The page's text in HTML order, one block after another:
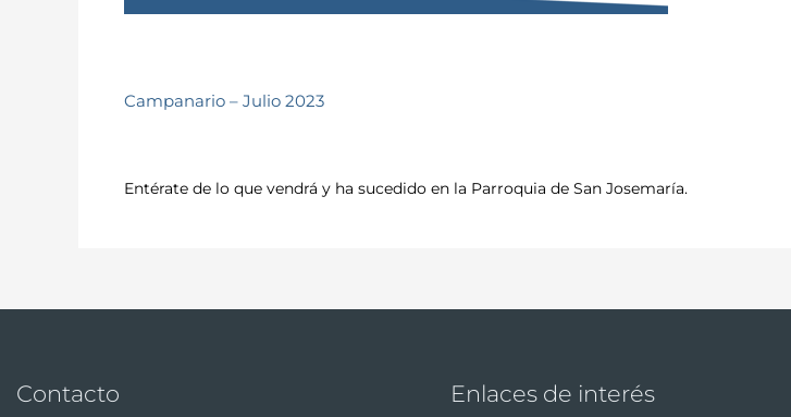
Campanario – Julio 2023
Entérate de lo que vendrá y ha sucedido en la Parroquia de San Josemaría.
Contacto Enlaces de interés